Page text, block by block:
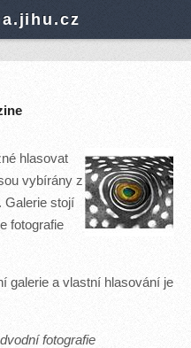
hlasovat
vybírány z
Galerie stojí
fotografie
galerie a vlastní hlasování je
fotografie